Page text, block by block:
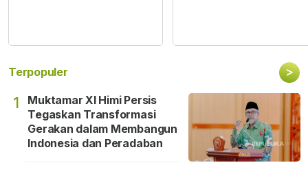
Terpopuler >
1
Muktamar XI Himi Persis
Tegaskan Transformasi
Gerakan dalam Membangun
Indonesia dan Peradaban